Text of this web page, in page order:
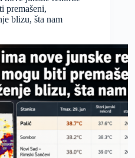
premašeni,
blizu, šta nam